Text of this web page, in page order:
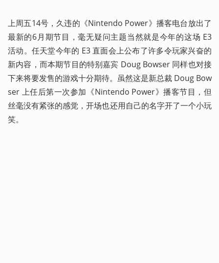
上周五14号，久违的《Nintendo Power》播客电台放出了
最新的6月期节目，毫无疑问主题当然就是今年的这场 E3
活动。任天堂今年的 E3 直面会上公布了许多令玩家兴奋的
新内容，而本期节目的特别嘉宾 Doug Bowser 同样也对接
下来将要发售的游戏十分期待。虽然这是新总裁 Doug Bow
ser 上任后第一次参加《Nintendo Power》播客节目，但
丝毫没有紧张的感觉，开场也还用自己的名字开了一个小玩
笑。